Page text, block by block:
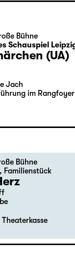
Bühne
Schauspiel Leipzig
(UA)
im Rangfoyer
Bühne